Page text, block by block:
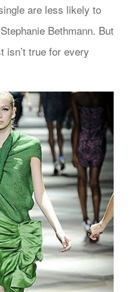
are less likely to
Bethmann. But
isn’t true for every